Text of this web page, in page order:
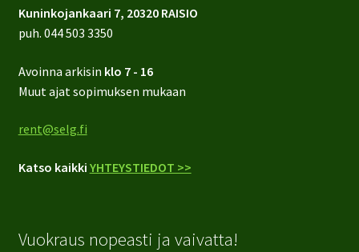
Kuninkojankaari 7, 20320 RAISIO
puh. 044 503 3350
Avoinna arkisin klo 7 - 16
Muut ajat sopimuksen mukaan
rent@selg.fi
Katso kaikki YHTEYSTIEDOT >>
Vuokraus nopeasti ja vaivatta!